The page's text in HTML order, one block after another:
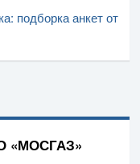
подборка анкет от
«МОСГАЗ»